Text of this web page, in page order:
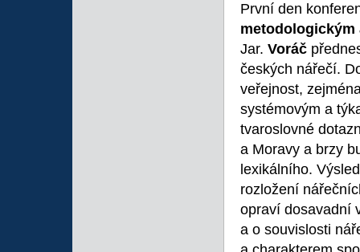
První den
metodologickým
Jar. Voráč
českých nářečí.
veřejnost,
systémovým a
tvaroslovné
a Moravy a brzy
lexikálního.
rozložení
opraví dosavadní
a o souvislosti